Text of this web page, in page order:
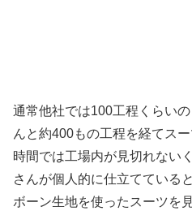
通常他社では100工程くらい
んと約400もの工程を経てス
時間では工場内が見切れない
さんが個人的に仕立てている
ボーン生地を使ったスーツを